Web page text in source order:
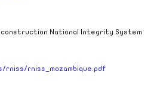
National Integrity System
rniss_mozambique.pdf